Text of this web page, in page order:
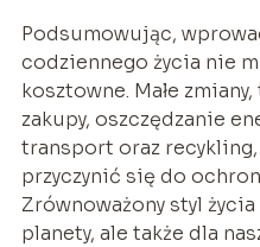
Podsumowując,
codziennego życia nie
kosztowne. Małe
zakupy, oszczędzanie
transport oraz recykling,
przyczynić się do
Zrównoważony styl
planety, ale także dla